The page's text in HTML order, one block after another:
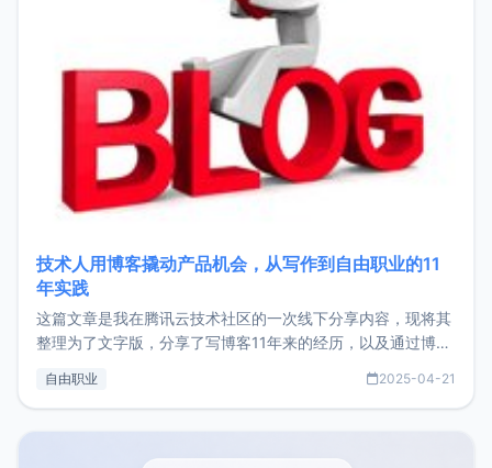
技术人用博客撬动产品机会，从写作到自由职业的11
年实践
这篇文章是我在腾讯云技术社区的一次线下分享内容，现将其
整理为了文字版，分享了写博客11年来的经历，以及通过博客
了我的首个产品ImgURL的真实数据和产品现状。自我介绍大
自由职业 2025-04-21